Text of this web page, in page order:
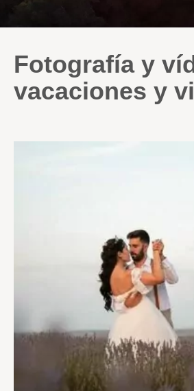
Fotografía y
vacaciones y